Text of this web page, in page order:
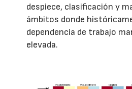
despiece, clasificación y
ámbitos donde
dependencia de trabajo
elevada.